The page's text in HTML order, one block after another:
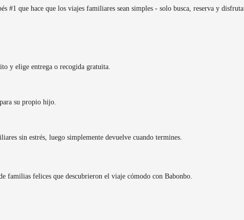
que hace que los viajes familiares sean simples - solo busca, reserva y disfruta.
y elige entrega o recogida gratuita.
su propio hijo.
sin estrés, luego simplemente devuelve cuando termines.
familias felices que descubrieron el viaje cómodo con Babonbo.